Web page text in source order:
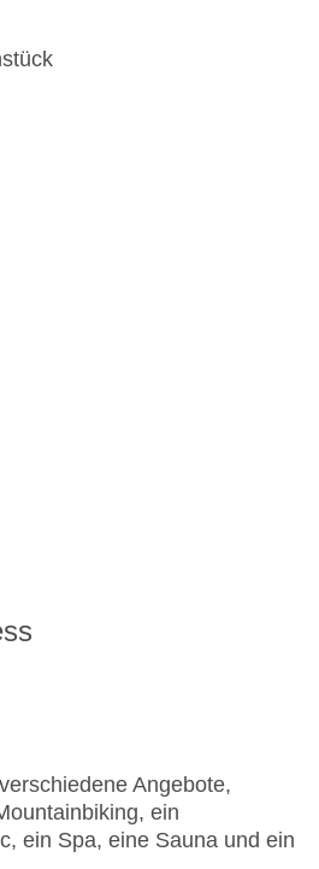
Angebote,
ein
ein Spa, eine Sauna und ein